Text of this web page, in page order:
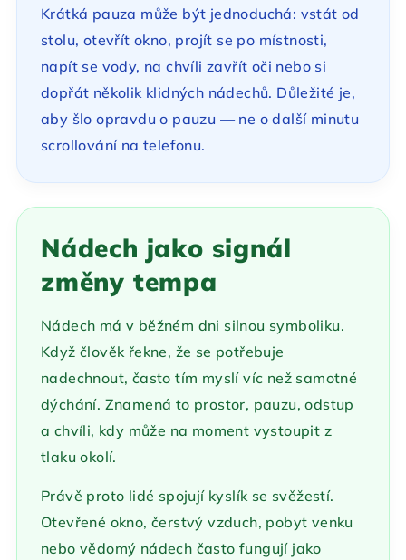
Krátká pauza může být jednoduchá: vstát od
stolu, otevřít okno, projít se po místnosti,
napít se vody, na chvíli zavřít oči nebo si
dopřát několik klidných nádechů. Důležité je,
aby šlo opravdu o pauzu — ne o další minutu
scrollování na telefonu.
Nádech jako signál
změny tempa
Nádech má v běžném dni silnou symboliku.
Když člověk řekne, že se potřebuje
nadechnout, často tím myslí víc než samotné
dýchání. Znamená to prostor, pauzu, odstup
a chvíli, kdy může na moment vystoupit z
tlaku okolí.
Právě proto lidé spojují kyslík se svěžestí.
Otevřené okno, čerstvý vzduch, pobyt venku
nebo vědomý nádech často fungují jako